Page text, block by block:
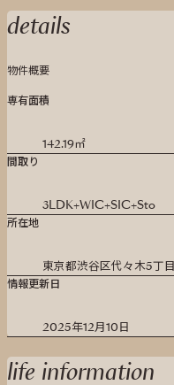
details
物件概要
専有面積
142.19㎡
間取り
3LDK+WIC+SIC+Sto
所在地
東京都渋谷区代々木5丁目
情報更新日
2025年12月10日
life information